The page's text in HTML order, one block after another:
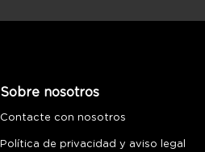
Sobre nosotros
Contacte con nosotros
Política de privacidad y aviso legal